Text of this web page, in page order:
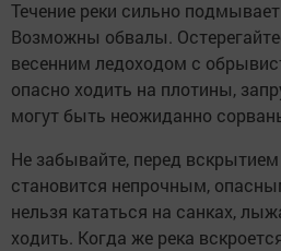
Течение реки сильно
Возможны обвалы.
весенним ледоходом с
опасно ходить на плотины,
могут быть неожиданно
Не забывайте, перед вскрытием
становится непрочным,
нельзя кататься на санках,
ходить. Когда же река